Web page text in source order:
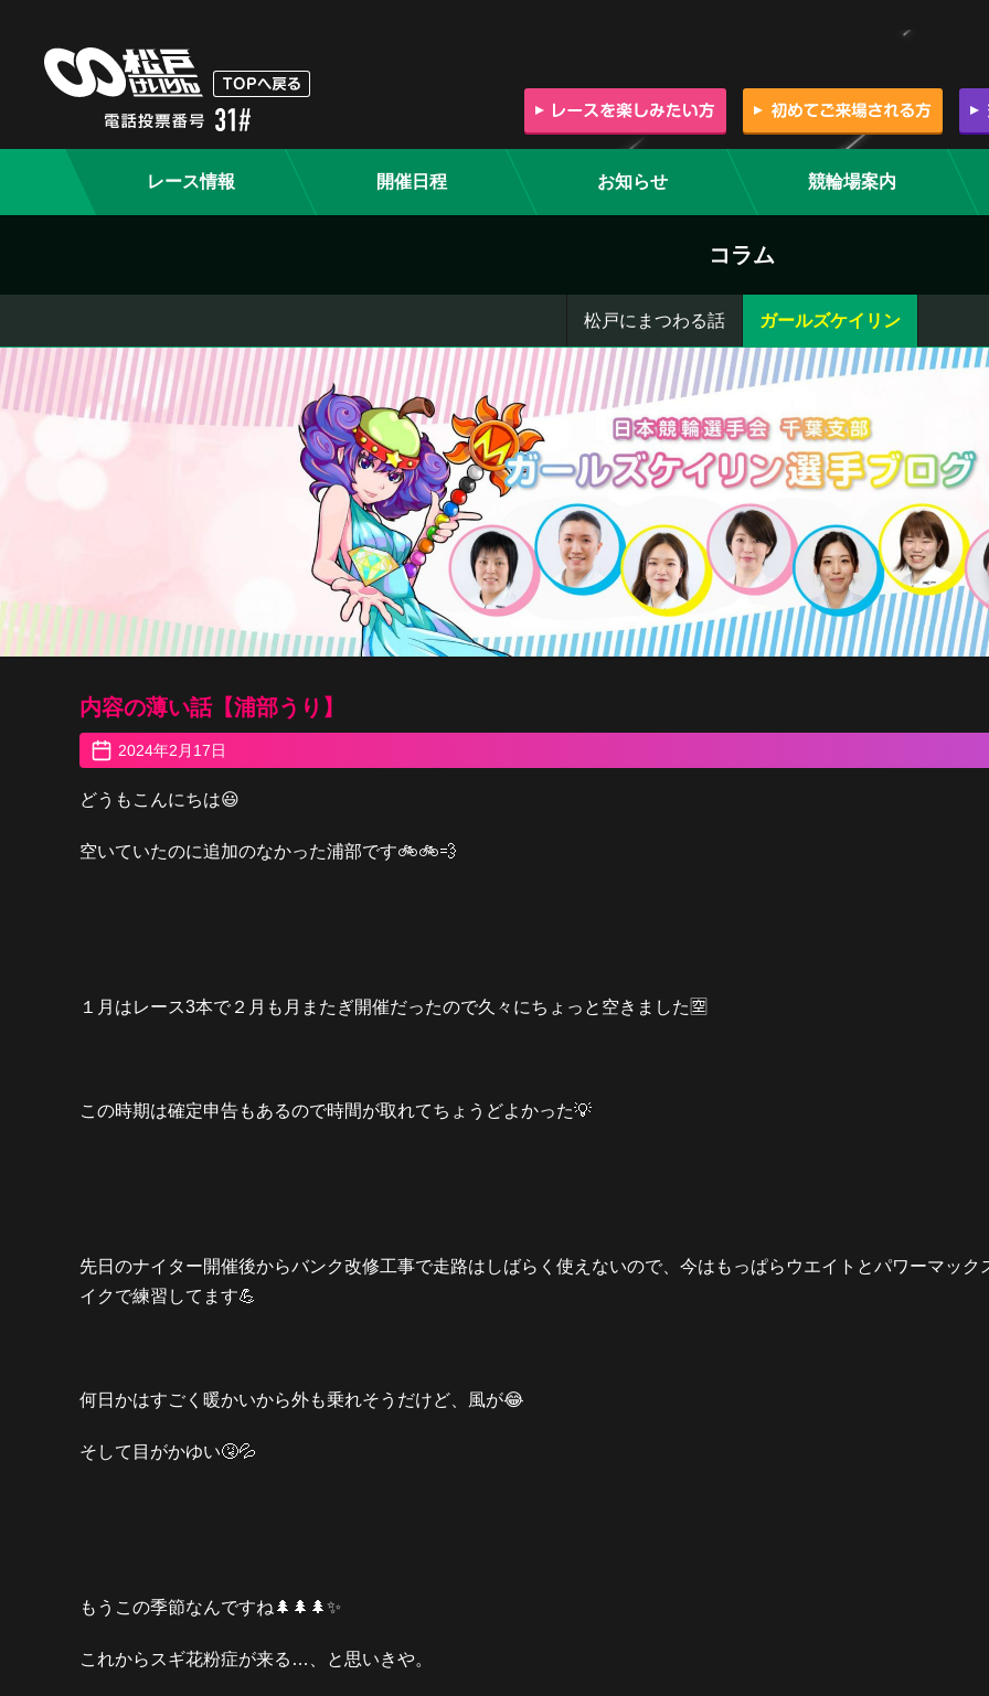
レース情報 開催日程 お知らせ 競輪場案内
コラム
松戸にまつわる話 ガールズケイリン
内容の薄い話【浦部うり】
2024年2月17日
どうもこんにちは😃
空いていたのに追加のなかった浦部です🚲🚲💨
１月はレース3本で２月も月またぎ開催だったので久々にちょっと空きました🈳
この時期は確定申告もあるので時間が取れてちょうどよかった💡
先日のナイター開催後からバンク改修工事で走路はしばらく使えないので、今はもっぱらウエイトとパワーマック
イクで練習してます💪
何日かはすごく暖かいから外も乗れそうだけど、風が😂
そして目がかゆい🤧💦
もうこの季節なんですね🌲🌲🌲✨
これからスギ花粉症が来る…、と思いきや。